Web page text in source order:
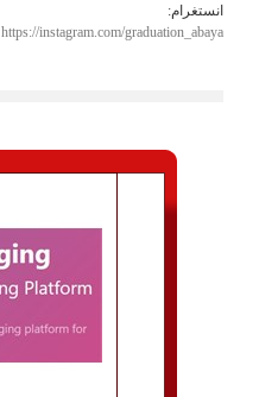
انستغرام:
https://instagram.com/graduation_abaya